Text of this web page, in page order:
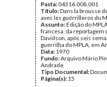
Pasta:04316.008.001
Título:Dans la brousse
avec les guérrilleros du
Assunto:Edição do
francesa, da reportagem
Davidson, após seis
guerrilha do MPLA, em
Data: 1970
Fundo:Arquivo Mário
Andrade
Tipo Documental:
Página(s): 15